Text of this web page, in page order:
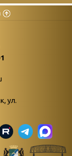
поступлений
Война. Народ.
живые»
«Мне всё
ул.